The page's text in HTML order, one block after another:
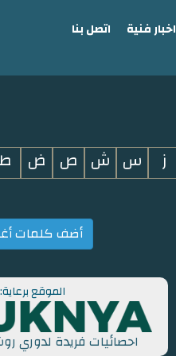
اخبار فنية اتصل بنا
ز س ش ص ض
أضف كلمات
الموقع برعاية:
احصائيات فريدة لدوري